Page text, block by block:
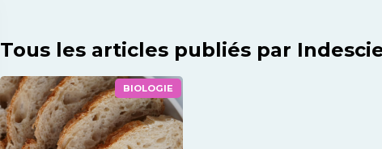
Tous les articles publiés par
BIOLOGIE